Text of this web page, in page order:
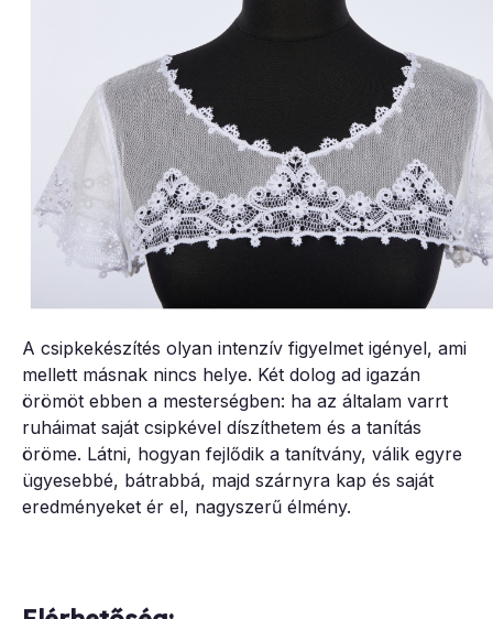
A csipkekészítés olyan intenzív figyelmet igényel, ami
mellett másnak nincs helye. Két dolog ad igazán
örömöt ebben a mesterségben: ha az általam varrt
ruháimat saját csipkével díszíthetem és a tanítás
öröme. Látni, hogyan fejlődik a tanítvány, válik egyre
ügyesebbé, bátrabbá, majd szárnyra kap és saját
eredményeket ér el, nagyszerű élmény.